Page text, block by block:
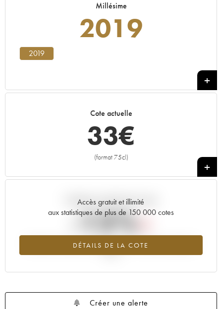
Millésime
2019
2019
Cote actuelle
33€
(format 75cl)
+
Accès gratuit et illimité
aux statistiques de plus de 150 000 cotes
DÉTAILS DE LA COTE
Tendance actuelle de la cote
-15%
Tendance à la baisse du millésime 2019 en 2026 par rapport à
Créer une alerte